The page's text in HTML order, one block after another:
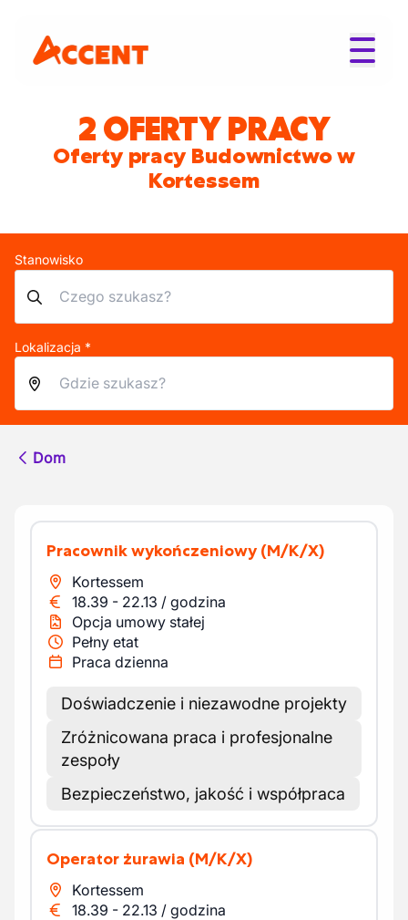
2 OFERTY PRACY
Oferty pracy Budownictwo w
Kortessem
Stanowisko
Lokalizacja *
Dom
Pracownik wykończeniowy (M/K/X)
Kortessem
18.39 - 22.13 / godzina
Opcja umowy stałej
Pełny etat
Praca dzienna
Doświadczenie i niezawodne projekty
Zróżnicowana praca i profesjonalne
zespoły
Bezpieczeństwo, jakość i współpraca
Operator żurawia (M/K/X)
Kortessem
18.39 - 22.13 / godzina